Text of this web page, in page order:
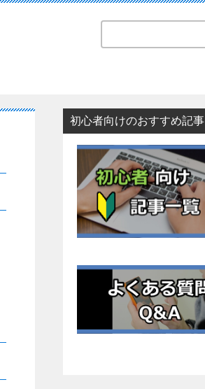
初心者向けのおすすめ記事